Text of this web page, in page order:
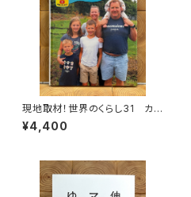
現地取材！世界のくらし31 カナ
ダ
¥4,400